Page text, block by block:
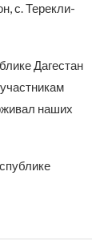
с. Терекли-
Дагестан
наших